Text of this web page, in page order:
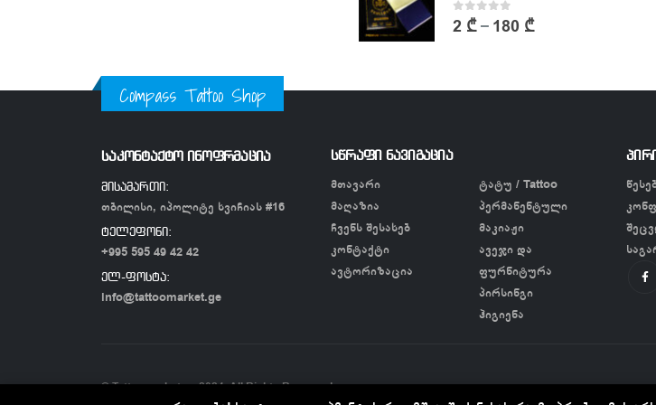
0out of 5
2 ₾– 180 ₾
Compass Tattoo Shop
საკონტაქტო ინოფრმაცია
მისამართი:
თბილისი, იპოლიტე ხვიჩიას #16
ტელეფონი:
+995 595 49 42 42
ელ-ფოსტა:
info@tattoomarket.ge
სწრაფი ნავიგაცია
მთავარი
მაღაზია
ჩვენს შესახებ
კონტაქტი
ავტორიზაცია
ტატუ / Tattoo
პერმანენტული
მაკიაჟი
ავეჯი და
ფურნიტურა
პირსინგი
ჰიგიენა
© Tattoomarket.ge 2024. All Rights Reserved